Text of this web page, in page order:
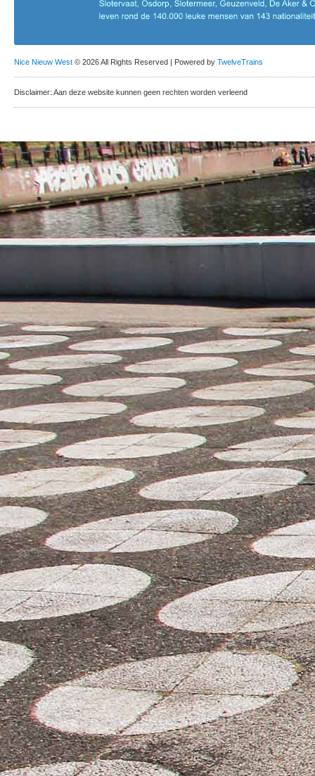
Nice Nieuw West © 2026 All Rights Reserved | Powered by TwelveTrains
Disclaimer: Aan deze website kunnen geen rechten worden verleend